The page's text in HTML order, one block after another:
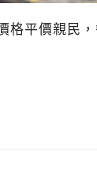
格平價親民